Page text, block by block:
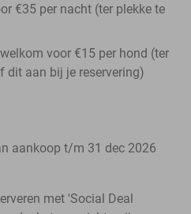
€35 per nacht (ter plekke te
voor €15 per hond (ter
dit aan bij je reservering)
aankoop t/m 31 dec 2026
met 'Social Deal